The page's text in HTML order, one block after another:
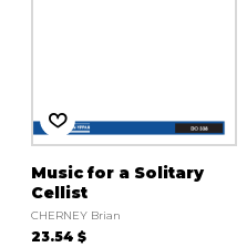
Music for a Solitary
Cellist
CHERNEY Brian
23.54 $